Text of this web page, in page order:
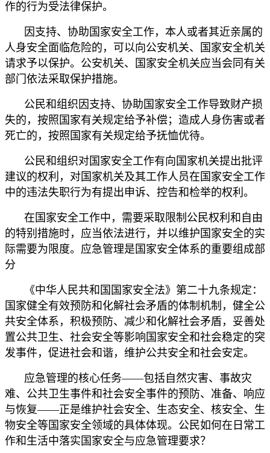
作的行为受法律保护。
因支持、协助国家安全工作，本人或者其近亲属的
人身安全面临危险的，可以向公安机关、国家安全机关
请求予以保护。公安机关、国家安全机关应当会同有关
部门依法采取保护措施。
公民和组织因支持、协助国家安全工作导致财产损
失的，按照国家有关规定给予补偿；造成人身伤害或者
死亡的，按照国家有关规定给予抚恤优待。
公民和组织对国家安全工作有向国家机关提出批评
建议的权利，对国家机关及其工作人员在国家安全工作
中的违法失职行为有提出申诉、控告和检举的权利。
在国家安全工作中，需要采取限制公民权利和自由
的特别措施时，应当依法进行，并以维护国家安全的实
际需要为限度。应急管理是国家安全体系的重要组成部
分
《中华人民共和国国家安全法》第二十九条规定：
国家健全有效预防和化解社会矛盾的体制机制，健全公
共安全体系，积极预防、减少和化解社会矛盾，妥善处
置公共卫生、社会安全等影响国家安全和社会稳定的突
发事件，促进社会和谐，维护公共安全和社会安定。
应急管理的核心任务——包括自然灾害、事故灾
难、公共卫生事件和社会安全事件的预防、准备、响应
与恢复——正是维护社会安全、生态安全、核安全、生
物安全等国家安全领域的具体体现。公民如何在日常工
作和生活中落实国家安全与应急管理要求？